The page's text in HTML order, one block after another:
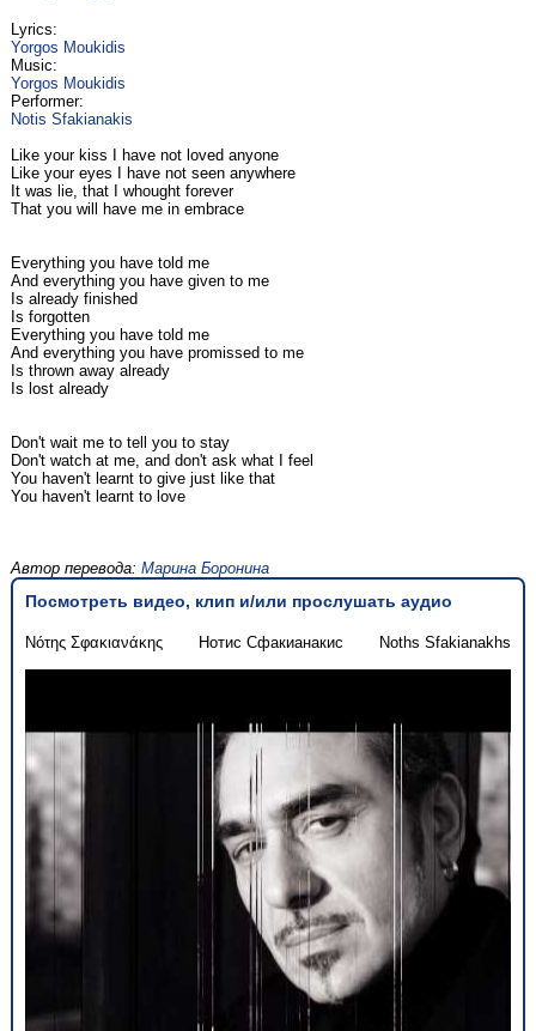
Lyrics:
Yorgos Moukidis
Music:
Yorgos Moukidis
Performer:
Notis Sfakianakis
Like your kiss I have not loved anyone
Like your eyes I have not seen anywhere
It was lie, that I whought forever
That you will have me in embrace
Everything you have told me
And everything you have given to me
Is already finished
Is forgotten
Everything you have told me
And everything you have promissed to me
Is thrown away already
Is lost already
Don't wait me to tell you to stay
Don't watch at me, and don't ask what I feel
You haven't learnt to give just like that
You haven't learnt to love
Автор перевода: Марина Боронина
Посмотреть видео, клип и/или прослушать аудио
Νότης Σφακιανάκης Нотис Сфакианакис Noths Sfakianakhs